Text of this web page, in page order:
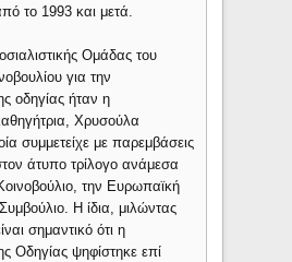
το 1993 και μετά.
Ομάδας του
για την
οδηγίας ήταν η
Χρυσούλα
συμμετείχε με παρεμβάσεις
άτυπο τρίλογο ανάμεσα
την Ευρωπαϊκή
Η ίδια, μιλώντας
σημαντικό ότι η
Οδηγίας ψηφίστηκε επί